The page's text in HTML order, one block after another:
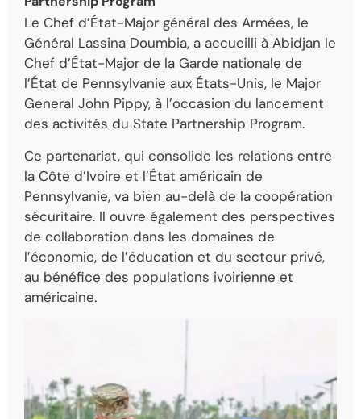
Le Chef d’État-Major général des Armées, le
Général Lassina Doumbia, a accueilli à Abidjan le
Chef d’État-Major de la Garde nationale de
l’État de Pennsylvanie aux États-Unis, le Major
General John Pippy, à l’occasion du lancement
des activités du State Partnership Program.
Ce partenariat, qui consolide les relations entre
la Côte d’Ivoire et l’État américain de
Pennsylvanie, va bien au-delà de la coopération
sécuritaire. Il ouvre également des perspectives
de collaboration dans les domaines de
l’économie, de l’éducation et du secteur privé,
au bénéfice des populations ivoirienne et
américaine.